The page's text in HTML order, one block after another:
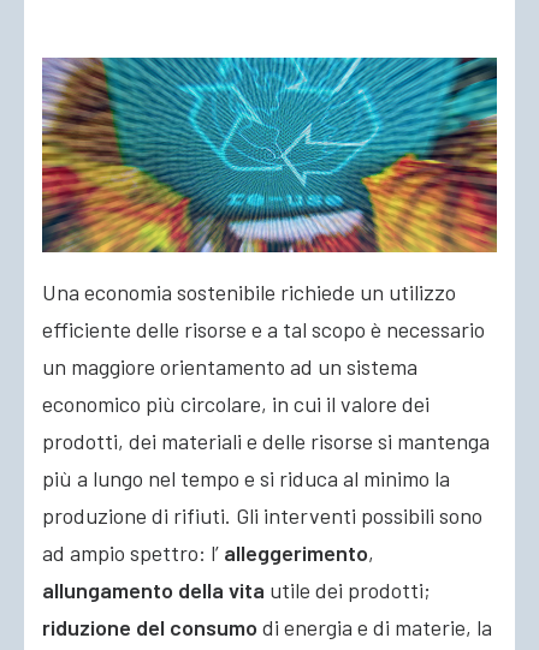
Una economia sostenibile richiede un utilizzo
efficiente delle risorse e a tal scopo è necessario
un maggiore orientamento ad un sistema
economico più circolare, in cui il valore dei
prodotti, dei materiali e delle risorse si mantenga
più a lungo nel tempo e si riduca al minimo la
produzione di rifiuti. Gli interventi possibili sono
ad ampio spettro: l’ alleggerimento,
allungamento della vita utile dei prodotti;
riduzione del consumo di energia e di materie, la